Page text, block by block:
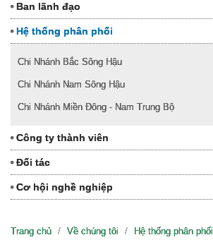
Ban lãnh đạo
Hệ thống phân phối
Chi Nhánh Bắc Sông Hậu
Chi Nhánh Nam Sông Hậu
Chi Nhánh Miền Đông - Nam Trung Bộ
Công ty thành viên
Đối tác
Cơ hội nghề nghiệp
Trang chủ Về chúng tôi Hệ thống phân phối